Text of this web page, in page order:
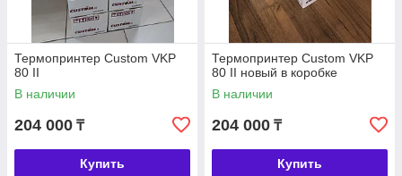
Термопринтер Custom VKP
80 II
В наличии
204 000 ₸
Купить
Термопринтер Custom VKP
80 II новый в коробке
В наличии
204 000 ₸
Купить